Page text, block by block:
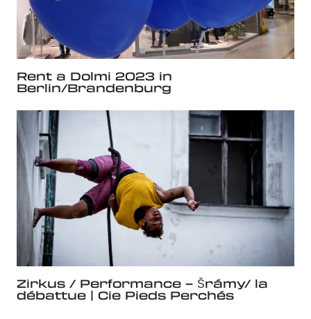
Rent a Dolmi 2023 in
Berlin/Brandenburg
Zirkus / Performance – Šrámy/ la
débattue | Cie Pieds Perchés